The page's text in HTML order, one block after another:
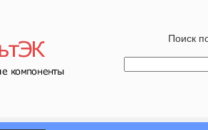
Поиск